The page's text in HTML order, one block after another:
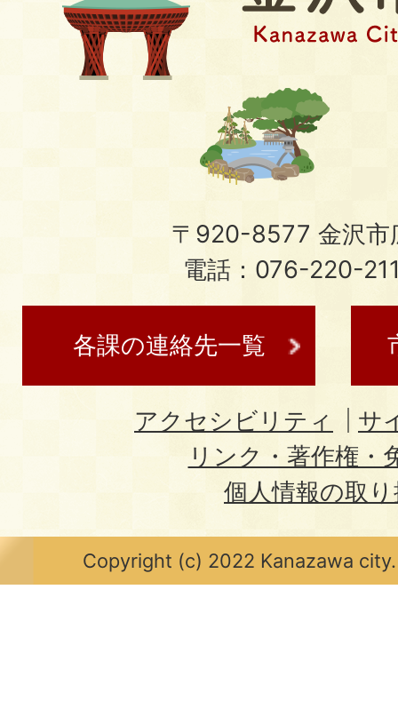
〒920-8577 金沢市
電話：076-220-
各課の連絡先一覧
アクセシビリティ
サ
リンク・著作権・
個人情報の取
Copyright (c) 2022 Kanazawa